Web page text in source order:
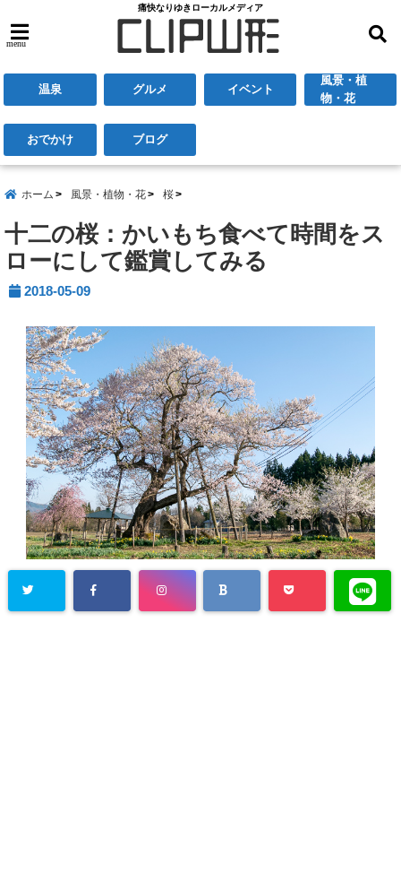
痛快なりゆきローカルメディア
menu
温泉 グルメ イベント
風景・植
物・花
おでかけ ブログ
ホーム 風景・植物・花 桜
十二の桜：かいもち食べて時間をス
ローにして鑑賞してみる
2018-05-09